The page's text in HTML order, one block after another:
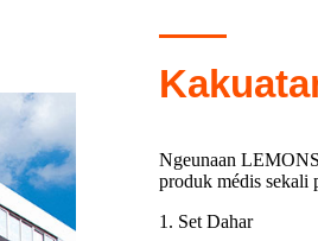
Ngeunaan
produk médis sekali
1. Set Dahar